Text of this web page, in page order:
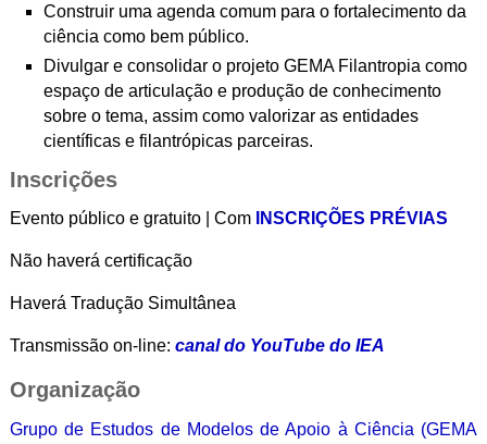
Construir uma agenda comum para o fortalecimento da
ciência como bem público.
Divulgar e consolidar o projeto GEMA Filantropia como
espaço de articulação e produção de conhecimento
sobre o tema, assim como valorizar as entidades
científicas e filantrópicas parceiras.
Inscrições
Evento público e gratuito | Com INSCRIÇÕES PRÉVIAS
Não haverá certificação
Haverá Tradução Simultânea
Transmissão on-line: canal do YouTube do IEA
Organização
Grupo de Estudos de Modelos de Apoio à Ciência (GEMA